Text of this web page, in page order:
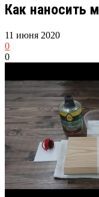
Как наносить
11 июня 2020
0
0